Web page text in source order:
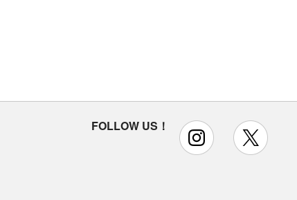
FOLLOW US！ instagram